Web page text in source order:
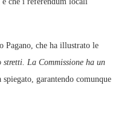
Pagano, che ha illustrato le
stretti. La Commissione ha un
spiegato, garantendo comunque